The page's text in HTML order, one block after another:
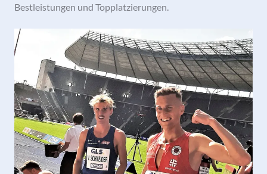
Bestleistungen und Topplatzierungen.